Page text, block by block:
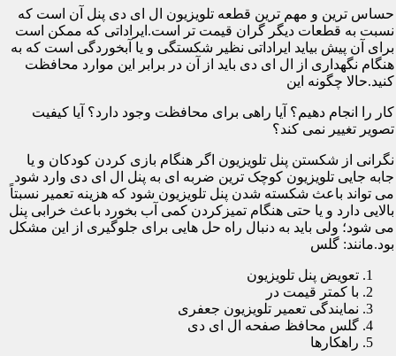
حساس ترین و مهم ترین قطعه تلویزیون ال ای دی پنل آن است که
نسبت به قطعات دیگر گران قیمت تر است.ایراداتی که ممکن است
برای آن پیش بیاید ایراداتی نظیر شکستگی و یا آبخوردگی است که به
هنگام نگهداری از ال ای دی باید از آن در برابر این موارد محافظت
کنید.حالا چگونه این
کار را انجام دهیم؟ آیا راهی برای محافظت وجود دارد؟ آیا کیفیت
تصویر تغییر نمی کند؟
نگرانی از شکستن پنل تلویزیون اگر هنگام بازی کردن کودکان و یا
جابه جایی تلویزیون کوچک ترین ضربه ای به پنل ال ای دی وارد شود
می تواند باعث شکسته شدن پنل تلویزیون شود که هزینه تعمیر نسبتاً
بالایی دارد و یا حتی هنگام تمیزکردن کمی آب بخورد باعث خرابی پنل
می شود؛ ولی باید به دنبال راه حل هایی برای جلوگیری از این مشکل
بود.مانند: گلس
تعویض پنل تلویزیون
با کمتر قیمت در
نمایندگی تعمیر تلویزیون جعفری
گلس محافظ صفحه ال ای دی
راهکارها